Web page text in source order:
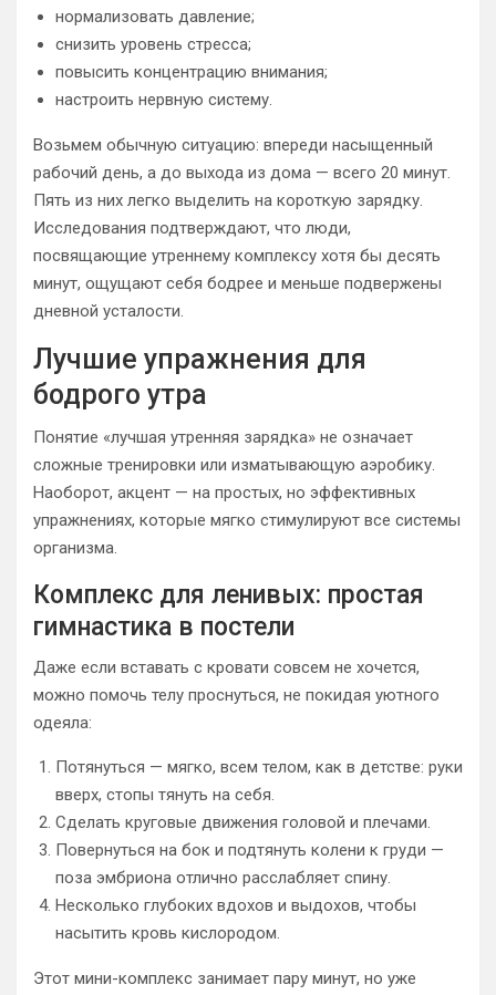
нормализовать давление;
снизить уровень стресса;
повысить концентрацию внимания;
настроить нервную систему.
Возьмем обычную ситуацию: впереди насыщенный
рабочий день, а до выхода из дома — всего 20 минут.
Пять из них легко выделить на короткую зарядку.
Исследования подтверждают, что люди,
посвящающие утреннему комплексу хотя бы десять
минут, ощущают себя бодрее и меньше подвержены
дневной усталости.
Лучшие упражнения для
бодрого утра
Понятие «лучшая утренняя зарядка» не означает
сложные тренировки или изматывающую аэробику.
Наоборот, акцент — на простых, но эффективных
упражнениях, которые мягко стимулируют все системы
организма.
Комплекс для ленивых: простая
гимнастика в постели
Даже если вставать с кровати совсем не хочется,
можно помочь телу проснуться, не покидая уютного
одеяла:
Потянуться — мягко, всем телом, как в детстве: руки
вверх, стопы тянуть на себя.
Сделать круговые движения головой и плечами.
Повернуться на бок и подтянуть колени к груди —
поза эмбриона отлично расслабляет спину.
Несколько глубоких вдохов и выдохов, чтобы
насытить кровь кислородом.
Этот мини-комплекс занимает пару минут, но уже